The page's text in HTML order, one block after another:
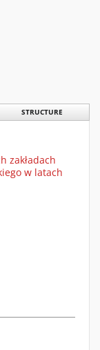
STRUCTURE
zakładach
w latach